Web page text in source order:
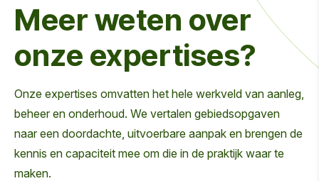
Meer weten over
onze expertises?
Onze expertises omvatten het hele werkveld van aanleg,
beheer en onderhoud. We vertalen gebiedsopgaven
naar een doordachte, uitvoerbare aanpak en brengen de
kennis en capaciteit mee om die in de praktijk waar te
maken.